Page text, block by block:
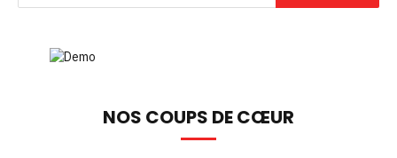
NOS COUPS DE CŒUR